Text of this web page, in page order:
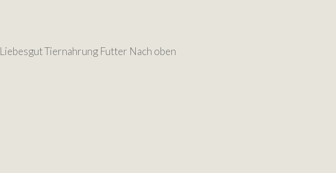
Liebesgut Tiernahrung Futter Nach oben